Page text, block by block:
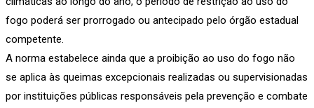
fogo poderá ser prorrogado ou antecipado pelo órgão estadual
competente.
A norma estabelece ainda que a proibição ao uso do fogo não
se aplica às queimas excepcionais realizadas ou supervisionadas
por instituições públicas responsáveis pela prevenção e combate